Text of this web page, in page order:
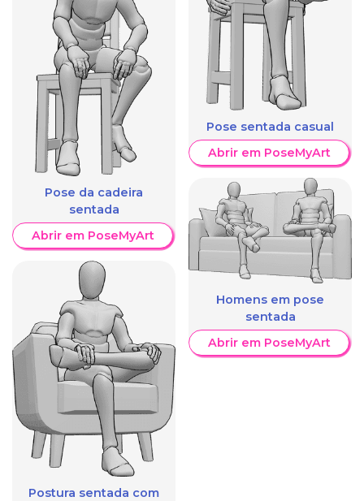
Pose da cadeira
sentada
Abrir em PoseMyArt
Postura sentada com
Pose sentada casual
Abrir em PoseMyArt
Homens em pose
sentada
Abrir em PoseMyArt